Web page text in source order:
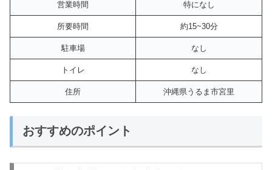
営業時間 特になし
所要時間 約15~30分
駐車場 なし
トイレ なし
住所 沖縄県うるま市宮里
おすすめのポイント